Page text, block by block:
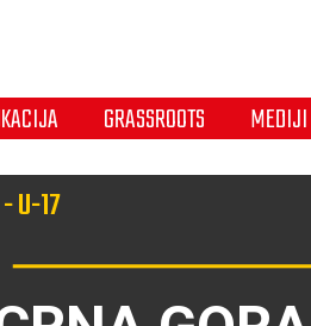
GRASSROOTS MEDIJI
U-17